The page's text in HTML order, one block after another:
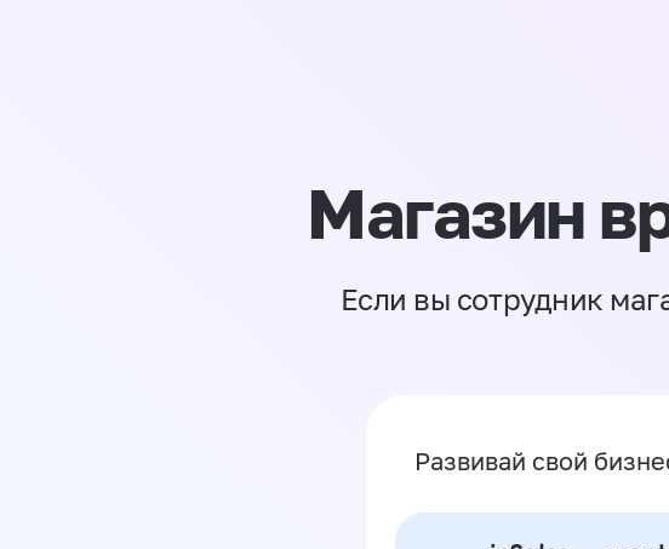
Магазин
Если вы сотрудник
Развивай свой